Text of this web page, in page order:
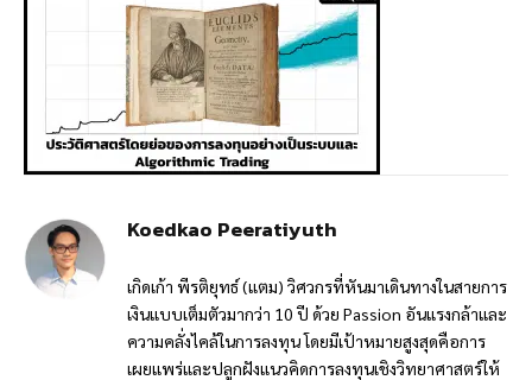
Koedkao Peeratiyuth
เกิดเก้า พีรติยุทธ์ (แตม) วิศวกรที่หันมาเดินทางในสายการ
เงินแบบเต็มตัวมากว่า 10 ปี ด้วย Passion อันแรงกล้าและ
ความคลั่งไคล้ในการลงทุน โดยมีเป้าหมายสูงสุดคือการ
เผยแพร่และปลูกฝังแนวคิดการลงทุนเชิงวิทยาศาสตร์ให้